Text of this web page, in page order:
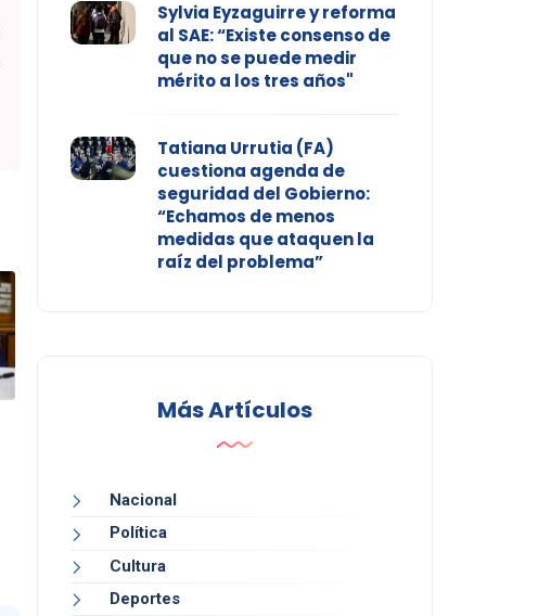
Sylvia Eyzaguirre y reforma
al SAE: “Existe consenso de
que no se puede medir
mérito a los tres años"
Tatiana Urrutia (FA)
cuestiona agenda de
seguridad del Gobierno:
“Echamos de menos
medidas que ataquen la
raíz del problema”
Más Artículos
Nacional
Política
Cultura
Deportes